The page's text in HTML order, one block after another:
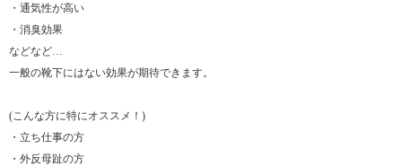
・通気性が高い
・消臭効果
などなど…
一般の靴下にはない効果が期待できます。
(こんな方に特にオススメ！)
・立ち仕事の方
・外反母趾の方